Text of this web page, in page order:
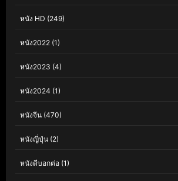
หนัง HD (249)
หนัง2022 (1)
หนัง2023 (4)
หนัง2024 (1)
หนังจีน (470)
หนังญี่ปุ่น (2)
หนังดีบอกต่อ (1)